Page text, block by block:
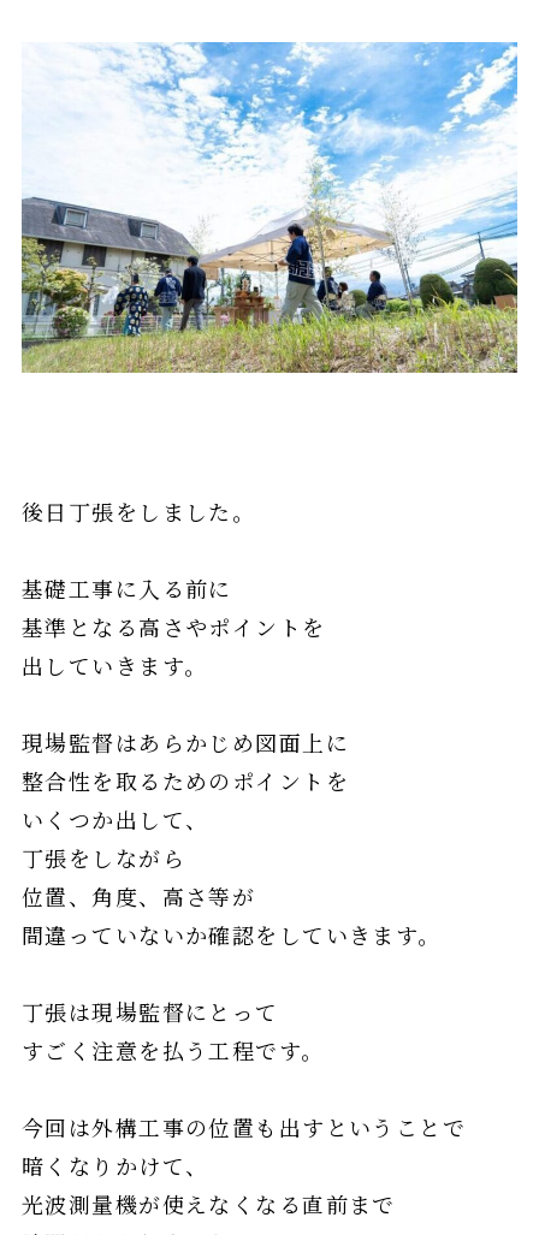
後日丁張をしました。
基礎工事に入る前に
基準となる高さやポイントを
出していきます。
現場監督はあらかじめ図面上に
整合性を取るためのポイントを
いくつか出して、
丁張をしながら
位置、角度、高さ等が
間違っていないか確認をしていきます。
丁張は現場監督にとって
すごく注意を払う工程です。
今回は外構工事の位置も出すということで
暗くなりかけて、
光波測量機が使えなくなる直前まで